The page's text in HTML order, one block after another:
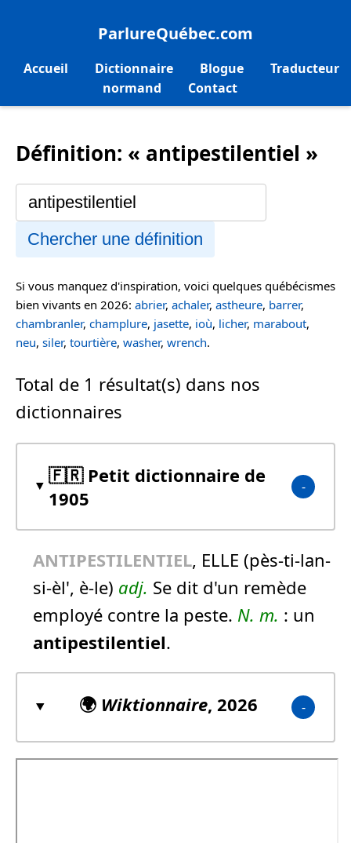
ParlureQuébec.com
Accueil Dictionnaire Blogue
Traducteur
normand
Contact
Définition: « antipestilentiel »
Chercher une définition
Si vous manquez d'inspiration, voici quelques québécismes
bien vivants en 2026: abrier, achaler, astheure, barrer,
chambranler, champlure, jasette, ioù, licher, marabout,
neu, siler, tourtière, washer, wrench.
Total de 1 résultat(s) dans nos
dictionnaires
🇫🇷 Petit dictionnaire de
1905
ANTIPESTILENTIEL, ELLE (pès-ti-lan-
si-èl', è-le) adj. Se dit d'un remède
employé contre la peste. N. m. : un
antipestilentiel.
🌍 Wiktionnaire, 2026